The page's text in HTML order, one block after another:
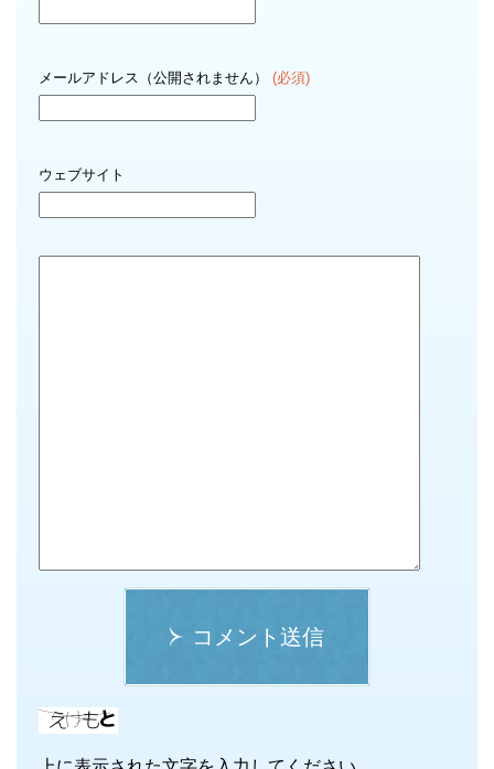
メールアドレス（公開されません） (必須)
ウェブサイト
コメント送信